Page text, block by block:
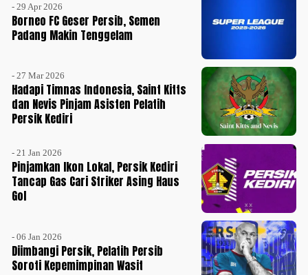
- 29 Apr 2026
Borneo FC Geser Persib, Semen
Padang Makin Tenggelam
- 27 Mar 2026
Hadapi Timnas Indonesia, Saint Kitts
dan Nevis Pinjam Asisten Pelatih
Persik Kediri
- 21 Jan 2026
Pinjamkan Ikon Lokal, Persik Kediri
Tancap Gas Cari Striker Asing Haus
Gol
- 06 Jan 2026
Diimbangi Persik, Pelatih Persib
Soroti Kepemimpinan Wasit